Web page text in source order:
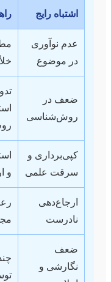
اشتباه رایج
عدم نوآوری
در موضوع
ضعف در
روش‌شناسی
کپی‌برداری و
سرقت علمی
و
ارجاع‌دهی
نادرست
ضعف
نگارشی و